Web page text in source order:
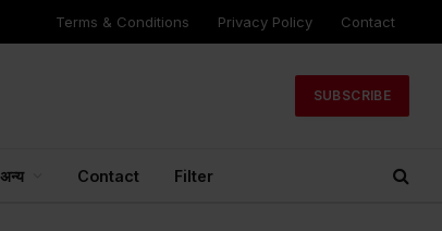
Terms & Conditions Privacy Policy Contact
SUBSCRIBE
अन्य Contact Filter